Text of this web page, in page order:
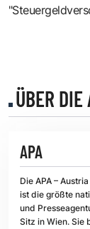
ÜBER DIE
APA
Die APA –
ist die größte
und
Sitz in Wien. Sie